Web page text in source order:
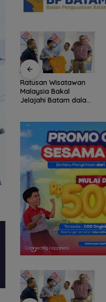
Ratusan Wisatawan
Malaysia Bakal
Jelajahi Batam dalam